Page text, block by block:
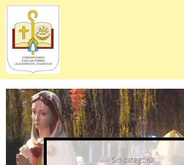
Skip
content
Sin categoría